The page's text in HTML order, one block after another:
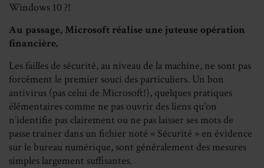
Windows 10 ?!
Au passage, Microsoft réalise une juteuse opération
financière.
Les failles de sécurité, au niveau de la machine, ne sont pas
forcément le premier souci des particuliers. Un bon
antivirus (pas celui de Microsoft!), quelques pratiques
élémentaires comme ne pas ouvrir des liens qu’on
n’identifie pas clairement ou ne pas laisser ses mots de
passe traîner dans un fichier noté « Sécurité » en évidence
sur le bureau numérique, sont généralement des mesures
simples largement suffisantes.